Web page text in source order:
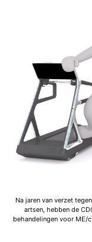
Na jaren van verzet
artsen, hebben de
behandelingen voor ME/